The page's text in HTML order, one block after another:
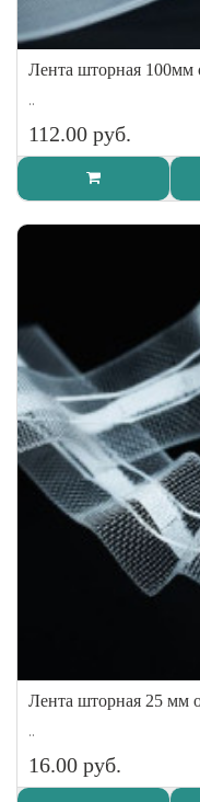
Лента шторная 100мм
..
112.00 руб.
Лента шторная 25 мм
..
16.00 руб.